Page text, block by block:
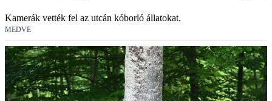
Kamerák vették fel az utcán kóborló állatokat.
MEDVE